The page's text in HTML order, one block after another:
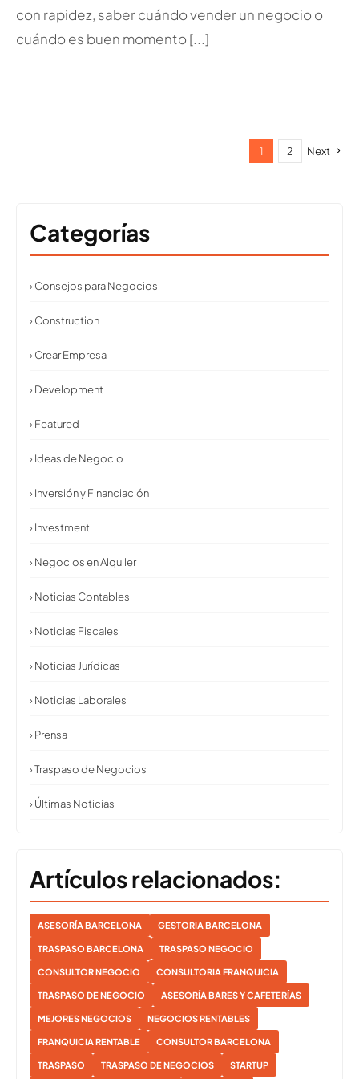
con rapidez, saber cuándo vender un negocio o
cuándo es buen momento [...]
1 2 Next
Categorías
› Consejos para Negocios
› Construction
› Crear Empresa
› Development
› Featured
› Ideas de Negocio
› Inversión y Financiación
› Investment
› Negocios en Alquiler
› Noticias Contables
› Noticias Fiscales
› Noticias Jurídicas
› Noticias Laborales
› Prensa
› Traspaso de Negocios
› Últimas Noticias
Artículos relacionados:
ASESORÍA BARCELONA GESTORIA BARCELONA
TRASPASO BARCELONA TRASPASO NEGOCIO
CONSULTOR NEGOCIO CONSULTORIA FRANQUICIA
TRASPASO DE NEGOCIO ASESORÍA BARES Y CAFETERÍAS
MEJORES NEGOCIOS NEGOCIOS RENTABLES
FRANQUICIA RENTABLE CONSULTOR BARCELONA
TRASPASO TRASPASO DE NEGOCIOS STARTUP